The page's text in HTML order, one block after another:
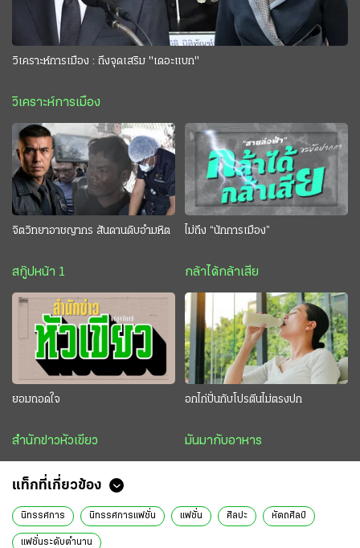
วิเคราะห์การเมือง : ถึงจุดเสริม "เดอะแบก"
วิเคราะห์การเมือง
จิตวิทยาอาชญากร สันดานดิบอำมหิต
สกู๊ปหน้า 1
ไม่ถึง “นักการเมือง”
กล้าได้กล้าเสีย
ยอมถอดใจ
สำนักข่าวหัวเขียว
อกไก่ปั่นกับโปรตีนไม่ตรงปก
มันมากับอาหาร
แท็กที่เกี่ยวข้อง
นิทรรศการ นิทรรศการแฟชั่น แฟชั่น ศิลปะ หัตถศิลป์
แฟชั่นระดับตำนาน